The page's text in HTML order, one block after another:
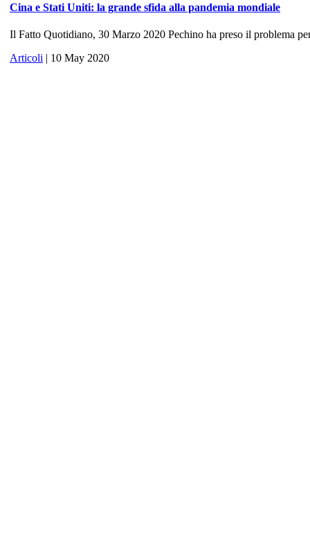
Cina e Stati Uniti: la grande sfida alla pandemia mondiale
Il Fatto Quotidiano, 30 Marzo 2020 Pechino ha preso il problema
Articoli | 10 May 2020